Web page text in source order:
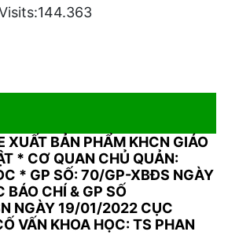
144.363
XUẤT BẢN PHẨM KHCN GIÁO
* CƠ QUAN CHỦ QUẢN:
* GP SỐ: 70/GP-XBĐS NGÀY
CHÍ & GP SỐ
NGÀY 19/01/2022 CỤC
VẤN KHOA HỌC: TS PHAN